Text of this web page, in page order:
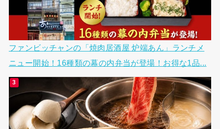
ファンビッチャンの「焼肉居酒屋 炉端あん」ランチメ
ニュー開始！16種類の幕の内弁当が登場！お得な1品...